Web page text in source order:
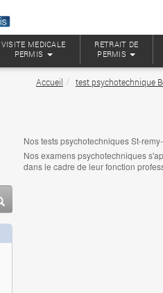
VISITE MEDICALE
PERMIS
RETRAIT DE
PERMIS
Accueil test psychotechnique
Nos tests psychotechniques St-
Nos examens psychotechniques
dans le cadre de leur fonction